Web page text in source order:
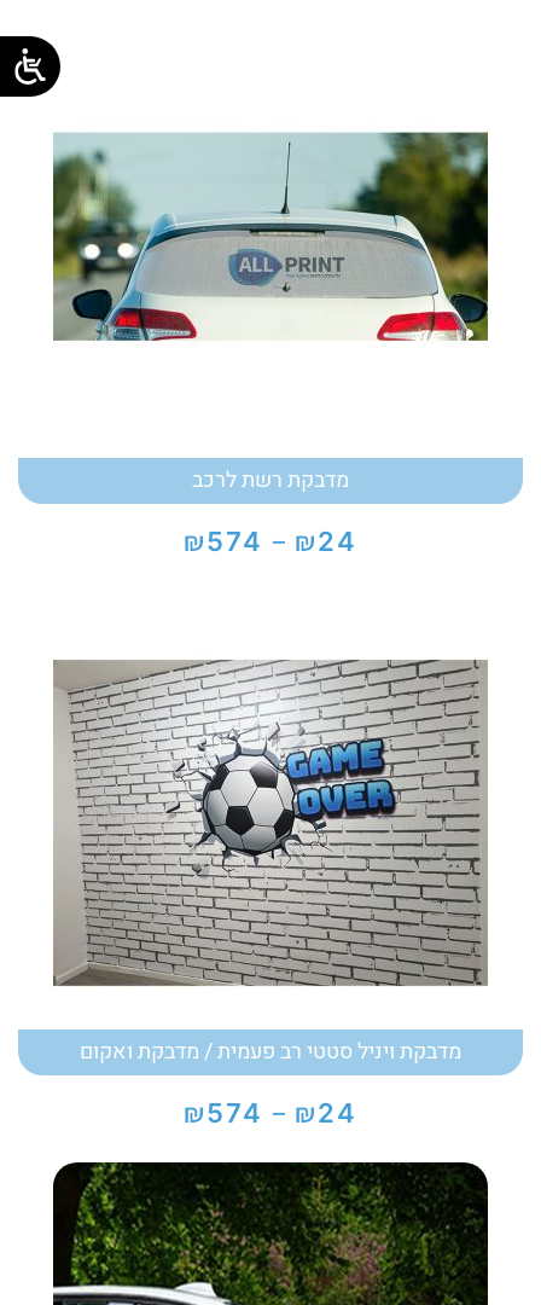
מדבקת רשת לרכב
₪24
–
₪574
טווח
מדבקת ויניל סטטי רב פעמית / מדבקת ואקום
₪24
–
₪574
טווח
⁦₪24⁩
עד
⁦₪574⁩